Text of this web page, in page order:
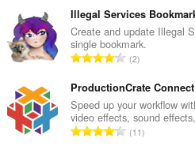
o
f
r
a
i
n
g
s
m
b
e
o
f
r
a
t
a
l
n
m
b
e
Illegal Services
Create and update Illegal
single bookmark.
T
t
a
l
n
2
ProductionCrate Connect
Speed up your workflow
video effects, sound
T11